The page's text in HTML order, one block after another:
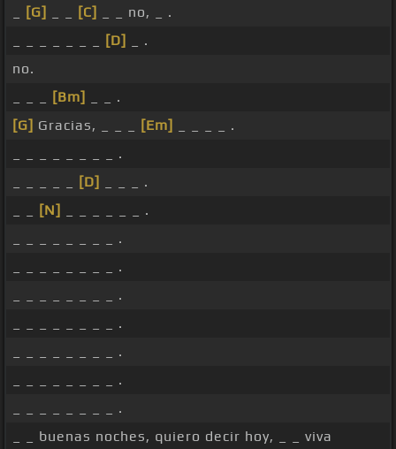
[G] [C]
_ _ no, _ .
[D]
_ .
no.
[Bm]
_ _ .
[G] Gracias, _ _ _ [Em]
_ _ _ _ .
_ _ _ _ _ _ _ _ .
[D]
_ _ _ .
[N]
_ _ _ _ _ _ .
_ _ _ _ _ _ _ _ .
_ _ _ _ _ _ _ _ .
_ _ _ _ _ _ _ _ .
_ _ _ _ _ _ _ _ .
_ _ _ _ _ _ _ _ .
_ _ _ _ _ _ _ _ .
_ _ _ _ _ _ _ _ .
_ _ buenas noches, quiero decir hoy, _ _ viva